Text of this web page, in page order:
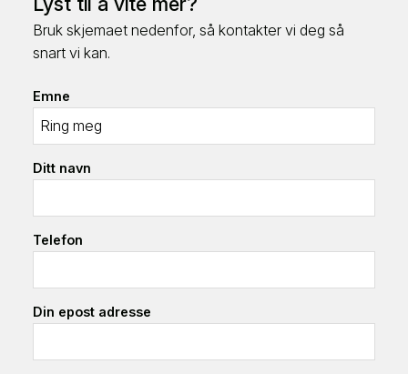
Bruk skjemaet nedenfor, så kontakter vi deg så
snart vi kan.
Emne
Ditt navn
Telefon
Din epost adresse